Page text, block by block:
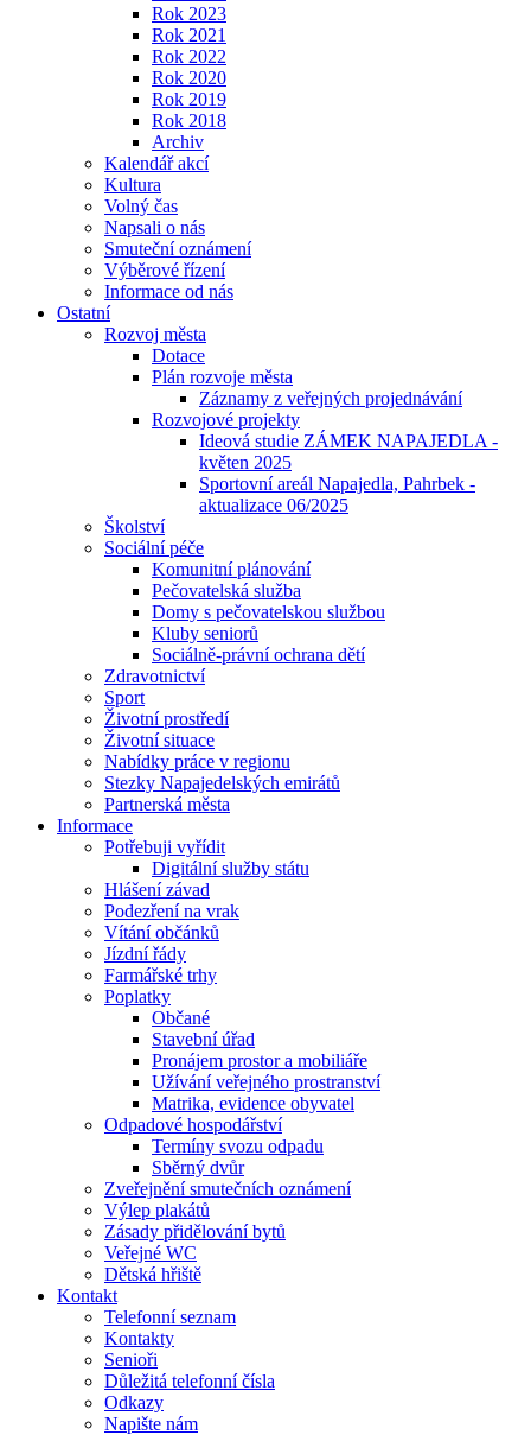
Rok 2023
Rok 2021
Rok 2022
Rok 2020
Rok 2019
Rok 2018
Archiv
Kalendář akcí
Kultura
Volný čas
Napsali o nás
Smuteční oznámení
Výběrové řízení
Informace od nás
Ostatní
Rozvoj města
Dotace
Plán rozvoje města
Záznamy z veřejných projednávání
Rozvojové projekty
Ideová studie ZÁMEK NAPAJEDLA -
květen 2025
Sportovní areál Napajedla, Pahrbek -
aktualizace 06/2025
Školství
Sociální péče
Komunitní plánování
Pečovatelská služba
Domy s pečovatelskou službou
Kluby seniorů
Sociálně-právní ochrana dětí
Zdravotnictví
Sport
Životní prostředí
Životní situace
Nabídky práce v regionu
Stezky Napajedelských emirátů
Partnerská města
Informace
Potřebuji vyřídit
Digitální služby státu
Hlášení závad
Podezření na vrak
Vítání občánků
Jízdní řády
Farmářské trhy
Poplatky
Občané
Stavební úřad
Pronájem prostor a mobiliáře
Užívání veřejného prostranství
Matrika, evidence obyvatel
Odpadové hospodářství
Termíny svozu odpadu
Sběrný dvůr
Zveřejnění smutečních oznámení
Výlep plakátů
Zásady přidělování bytů
Veřejné WC
Dětská hřiště
Kontakt
Telefonní seznam
Kontakty
Senioři
Důležitá telefonní čísla
Odkazy
Napište nám